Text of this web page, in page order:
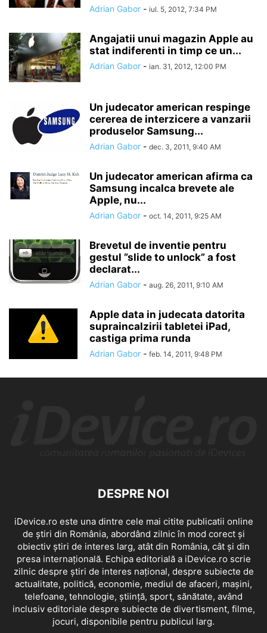
Adrian Gabor - iul. 5, 2012, 7:34 PM
Angajatii unui magazin Apple au
stat indiferenti in timp ce un...
Adrian Gabor - ian. 31, 2012, 12:00 PM
Un judecator american respinge
cererea de interzicere a vanzarii
produselor Samsung...
Adrian Gabor - dec. 3, 2011, 9:40 AM
Un judecator american afirma ca
Samsung incalca brevete ale
Apple, nu...
Adrian Gabor - oct. 14, 2011, 9:25 AM
Brevetul de inventie pentru
gestul ”slide to unlock” a fost
declarat...
Adrian Gabor - aug. 26, 2011, 9:10 AM
Apple data in judecata datorita
supraincalzirii tabletei iPad,
castiga prima runda
Adrian Gabor - feb. 14, 2011, 9:48 PM
DESPRE NOI
iDevice.ro este una dintre cele mai citite publicatii online
de știri din România, abordând zilnic în mod corect și
obiectiv știri de interes larg, atât din România, cât și din
presa internațională. Echipa editorială a iDevice.ro scrie
zilnic despre știri de interes național, despre subiecte de
actualitate, politică, economie, mediul de afaceri, mașini,
telefoane, tehnologie, știință, sport, sănătate, având
inclusiv editoriale despre subiecte de divertisment, filme,
jocuri, disponibile pentru publicul larg.